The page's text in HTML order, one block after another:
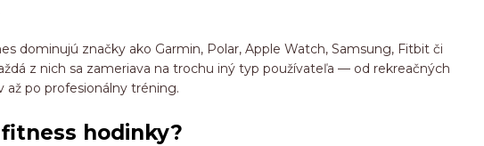
dominujú značky ako Garmin, Polar, Apple Watch, Samsung, Fitbit či
z nich sa zameriava na trochu iný typ používateľa — od rekreačných
až po profesionálny tréning.
fitness hodinky?